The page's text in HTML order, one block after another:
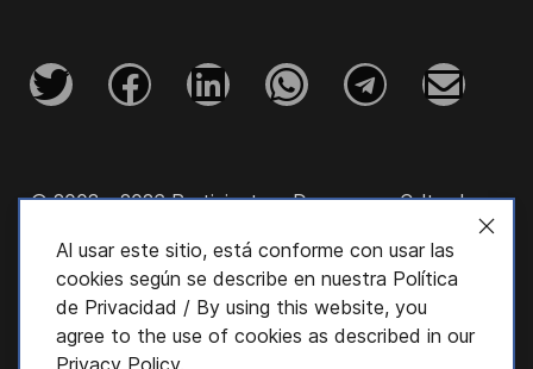
Al usar este sitio, está conforme con usar las
cookies según se describe en nuestra Política
de Privacidad / By using this website, you
agree to the use of cookies as described in our
Privacy Policy.
© 2003 - 2026 Participatory Democracy Cultural